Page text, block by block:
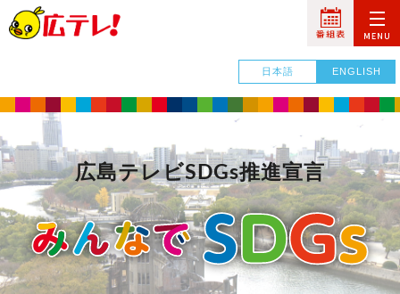
日本語 ENGLISH
広島テレビSDGs推進宣言